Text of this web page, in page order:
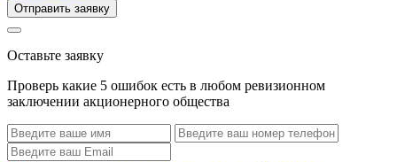
Отправить заявку
Оставьте заявку
Проверь какие 5 ошибок есть в любом ревизионном
заключении акционерного общества